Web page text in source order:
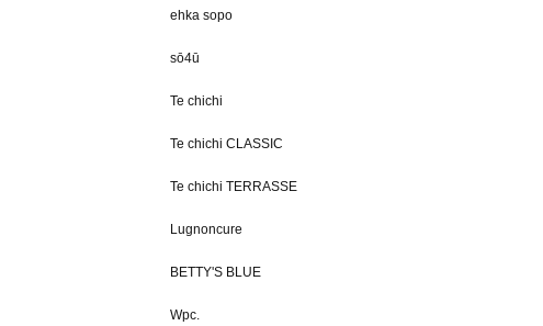
ehka sopo
sō4ū
Te chichi
Te chichi CLASSIC
Te chichi TERRASSE
Lugnoncure
BETTY'S BLUE
Wpc.